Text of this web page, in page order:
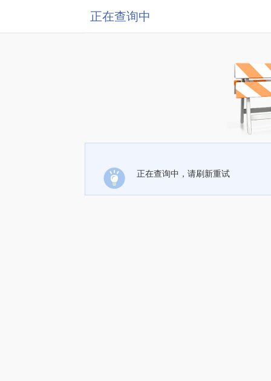
正在查询中
正在查询中，请刷新重试